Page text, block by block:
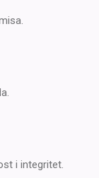
i integritet.